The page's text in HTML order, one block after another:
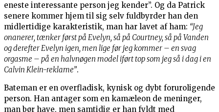
eneste interessante person jeg kender”. Og da Patrick
senere kommer hjem til sig selv fuldbyrder han den
midlertidige karakteristik, man har lavet af ham: “Jeg
onanerer, tænker først på Evelyn, så på Courtney, så på Vanden
og derefter Evelyn igen, men lige før jeg kommer – en svag
orgasme – på en halvnøgen model iført top som jeg så i dag i en
Calvin Klein-reklame”.
Bateman er en overfladisk, kynisk og dybt foruroligende
person. Han antager som en kamæleon de meninger,
man bør have, men samtidig er han fyldt med